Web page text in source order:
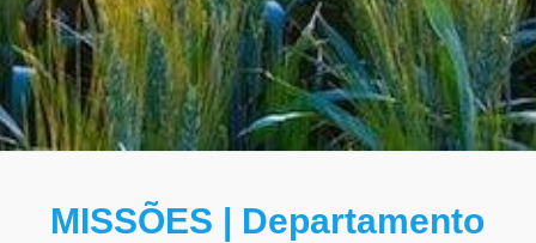
MISSÕES | Departamento